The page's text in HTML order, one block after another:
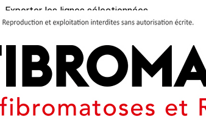
Exporter les lignes sélectionnées
Exporter toutes les colonnes
Journées Partage 2026 - La Rochelle